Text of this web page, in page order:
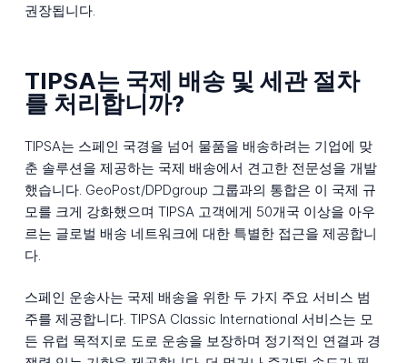
권장됩니다.
TIPSA는 국제 배송 및 세관 절차
를 처리합니까?
TIPSA는 스페인 국경을 넘어 물품을 배송하려는 기업에 맞
춘 솔루션을 제공하는 국제 배송에서 견고한 전문성을 개발
했습니다. GeoPost/DPDgroup 그룹과의 통합은 이 국제 규
모를 크게 강화했으며 TIPSA 고객에게 50개국 이상을 아우
르는 글로벌 배송 네트워크에 대한 특별한 접근을 제공합니
다.
스페인 운송사는 국제 배송을 위한 두 가지 주요 서비스 범
주를 제공합니다. TIPSA Classic International 서비스는 모
든 유럽 목적지로 도로 운송을 보장하며 정기적인 연결과 경